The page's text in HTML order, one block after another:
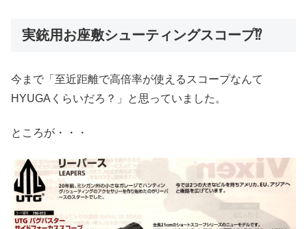
実銃用お座敷シューティングスコープ⁉︎
今まで「至近距離で高倍率が使えるスコープなんて
HYUGAくらいだろ？」と思っていました。
ところが・・・